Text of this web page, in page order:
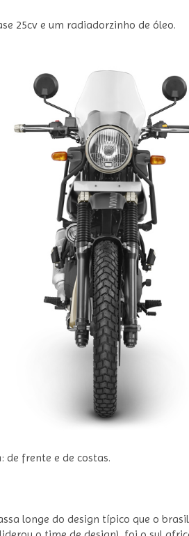
25cv e um radiadorzinho de óleo.
de frente e de costas.
longe do design típico que o